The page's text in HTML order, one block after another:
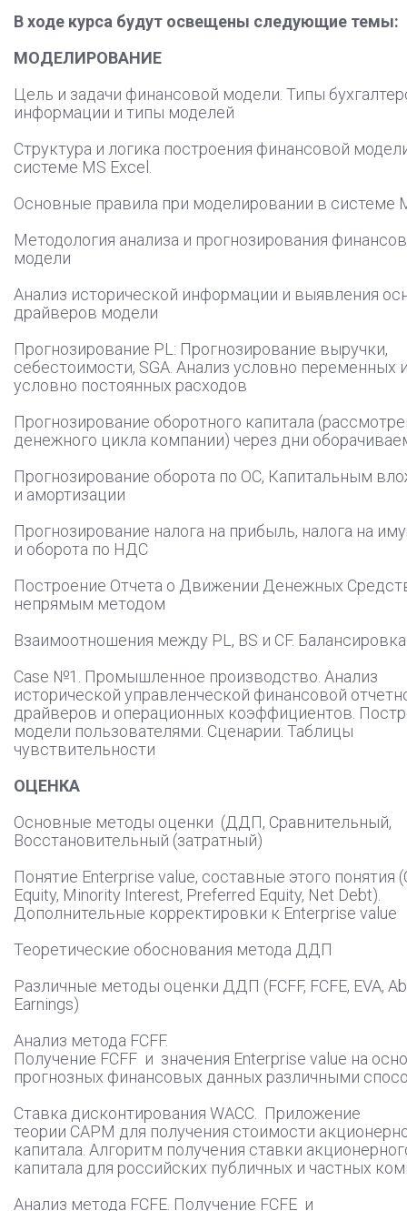
В ходе курса будут освещены следующие темы:
МОДЕЛИРОВАНИЕ
Цель и задачи финансовой модели. Типы
информации и типы моделей
Структура и логика построения финансовой
системе MS Excel.
Основные правила при моделировании в системе
Методология анализа и прогнозирования
модели
Анализ исторической информации и выявления
драйверов модели
Прогнозирование PL: Прогнозирование выручки,
себестоимости, SGA. Анализ условно переменных
условно постоянных расходов
Прогнозирование оборотного капитала
денежного цикла компании) через дни
Прогнозирование оборота по ОС, Капитальным
и амортизации
Прогнозирование налога на прибыль, налога на
и оборота по НДС
Построение Отчета о Движении Денежных
непрямым методом
Взаимоотношения между PL, BS и CF.
Сase №1. Промышленное производство. Анализ
исторической управленческой финансовой
драйверов и операционных коэффициентов.
модели пользователями. Сценарии. Таблицы
чувствительности
ОЦЕНКА
Основные методы оценки (ДДП, Сравнительный,
Восстановительный (затратный)
Понятие Enterprise value, составные этого понятия
Equity, Minority Interest, Preferred Equity, Net Debt).
Дополнительные корректировки к Enterprise value
Теоретические обоснования метода ДДП
Различные методы оценки ДДП (FCFF, FCFE, EVA,
Earnings)
Анализ метода FCFF.
Получение FCFF и значения Enterprise value на
прогнозных финансовых данных различными
Ставка дисконтирования WACC. Приложение
теории CAPM для получения стоимости
капитала. Алгоритм получения ставки
капитала для российских публичных и частных
Анализ метода FCFE. Получение FCFE и